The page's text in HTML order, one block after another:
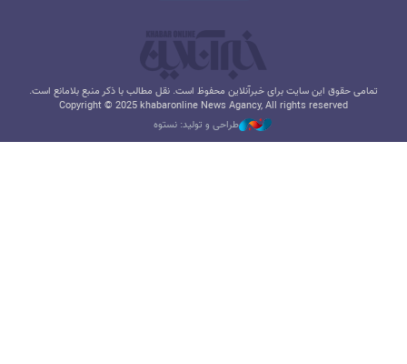
تمامی حقوق این سایت برای خبرآنلاین محفوظ است. نقل مطالب با ذکر منبع بلامانع است.
Copyright © 2025 khabaronline News Agancy, All rights reserved
طراحی و تولید: نستوه